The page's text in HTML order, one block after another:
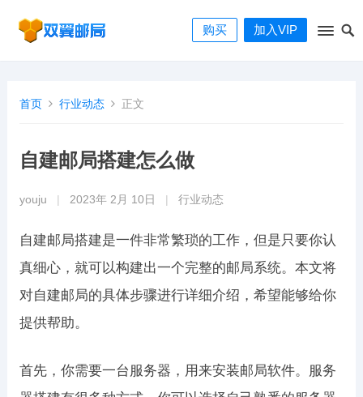
购买 加入VIP
首页 行业动态 正文
自建邮局搭建怎么做
youju 2023年 2月 10日 行业动态
自建邮局搭建是一件非常繁琐的工作，但是只要你认
真细心，就可以构建出一个完整的邮局系统。本文将
对自建邮局的具体步骤进行详细介绍，希望能够给你
提供帮助。
首先，你需要一台服务器，用来安装邮局软件。服务